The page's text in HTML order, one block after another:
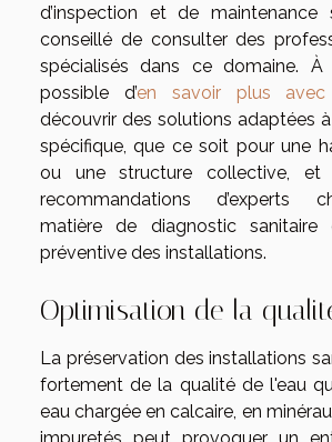
d’inspection et de maintenance
conseillé de consulter des
spécialisés dans ce domaine.
possible d’en savoir plus
découvrir des solutions adaptées
spécifique, que ce soit pour une
ou une structure collective, et
recommandations d’experts
matière de diagnostic
préventive des installations.
Optimisation de la
La préservation des installations
fortement de la qualité de l'eau
eau chargée en calcaire, en